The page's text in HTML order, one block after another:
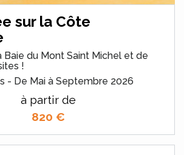
sur la Côte
Baie du Mont Saint Michel et de
!
- De Mai à Septembre 2026
à partir de
820 €